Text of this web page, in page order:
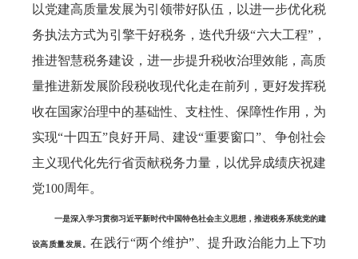
以党建高质量发展为引领带好队伍，以进一步优化税
务执法方式为引擎干好税务，迭代升级“六大工程”，
推进智慧税务建设，进一步提升税收治理效能，高质
量推进新发展阶段税收现代化走在前列，更好发挥税
收在国家治理中的基础性、支柱性、保障性作用，为
实现“十四五”良好开局、建设“重要窗口”、争创社会
主义现代化先行省贡献税务力量，以优异成绩庆祝建
党100周年。
一是深入学习贯彻习近平新时代中国特色社会主义思想，推进税务系统党的建
设高质量发展。在践行“两个维护”、提升政治能力上下功